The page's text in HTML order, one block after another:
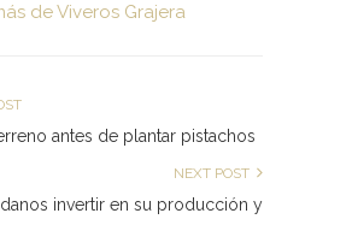
de Viveros Grajera
antes de plantar pistachos
NEXT POST
invertir en su producción y